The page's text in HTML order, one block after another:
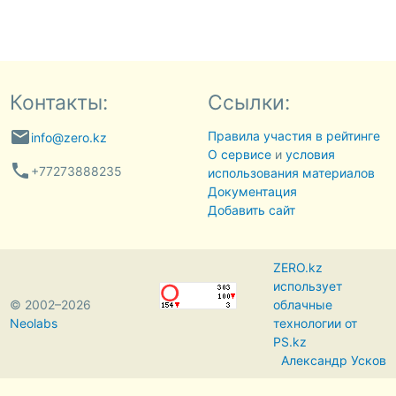
Контакты:
emailinfo@zero.kz
phone +77273888235
Ссылки:
Правила участия в рейтинге
О сервисеи условия
использования материалов
Документация
Добавить сайт
© 2002–2026
Neolabs
ZERO.kz
использует
облачные
технологии от
PS.kz
Александр Усков